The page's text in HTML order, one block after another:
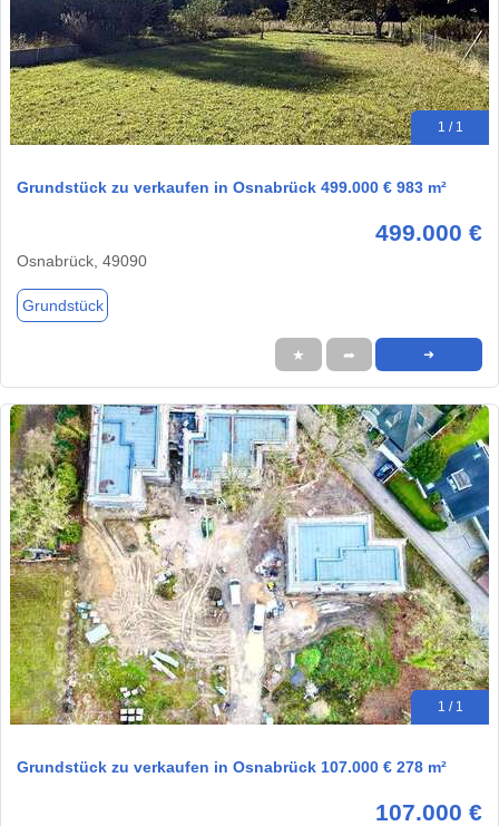
1 / 1
Grundstück zu verkaufen in Osnabrück 499.000 € 983 m²
499.000 €
Osnabrück, 49090
Grundstück
★ ➦ ➜
1 / 1
Grundstück zu verkaufen in Osnabrück 107.000 € 278 m²
107.000 €